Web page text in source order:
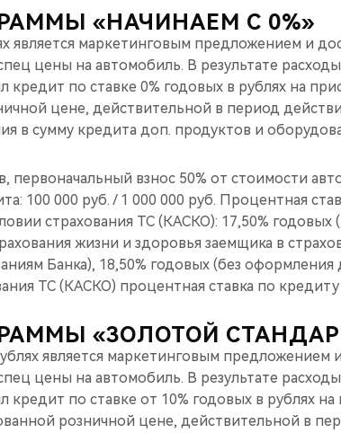
«НАЧИНАЕМ С 0%»
является маркетинговым предложением и
цены на автомобиль. В результате
кредит по ставке 0% годовых в рублях на
цене, действительной в период
в сумму кредита доп. продуктов и
первоначальный взнос 50% от стоимости
100 000 руб. / 1 000 000 руб. Процентная
страхования ТС (КАСКО): 17,50%
жизни и здоровья заемщика в
Банка), 18,50% годовых (без оформления
ТС (КАСКО) процентная ставка по кредиту
«ЗОЛОТОЙ
является маркетинговым предложением и
цены на автомобиль. В результате
кредит по ставке от 10% годовых в рублях
розничной цене, действительной в